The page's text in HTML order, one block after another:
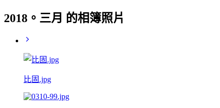
2018。三月 的相簿照片
比固.jpg